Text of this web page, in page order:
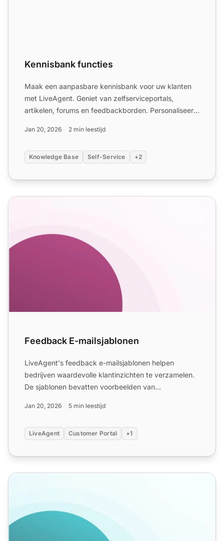
Kennisbank functies
Maak een aanpasbare kennisbank voor uw klanten
met LiveAgent. Geniet van zelfserviceportals,
artikelen, forums en feedbackborden. Personaliseer
Jan 20, 2026 2 min leestijd
Knowledge Base Self-Service +2
Feedback E-mailsjablonen
Feedback E-mailsjablonen
LiveAgent's feedback e-mailsjablonen helpen
bedrijven waardevolle klantinzichten te verzamelen.
De sjablonen bevatten voorbeelden van
Jan 20, 2026 5 min leestijd
LiveAgent Customer Portal +1
Feedback van klanten: Belang en strategie